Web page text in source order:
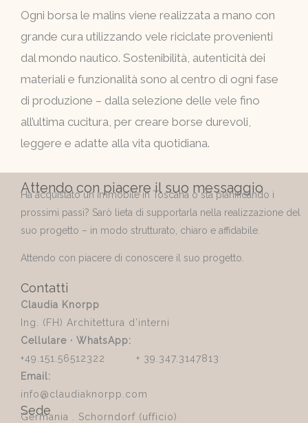
Ogni borsa le malins viene realizzata a mano con
grande cura utilizzando vele riciclate provenienti
dal mondo nautico. Sostenibilità, autenticità dei
materiali e funzionalità sono al centro di ogni fase
di produzione – dalla selezione delle vele fino
all’ultima cucitura, per creare borse durevoli,
leggere e adatte alla vita quotidiana.
Attendo con piacere il suo messaggio
Ha acquistato un immobile in Toscana o sta pianificando i
prossimi passi? Sarò lieta di supportarla nella realizzazione del
suo progetto – in modo strutturato, chiaro e affidabile.
Attendo con piacere di conoscere il suo progetto.
Contatti
Claudia Knorpp
Ing. (FH) Architettura d’interni
Cellulare · WhatsApp:
+49.151.56512322 + 39.347.3147813
Email:
info@claudiaknorpp.com
Sede
Germania . Schorndorf (ufficio)